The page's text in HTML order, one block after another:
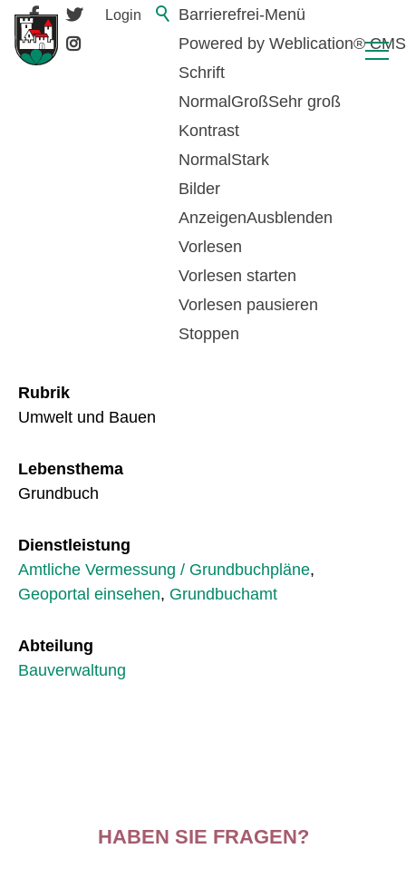
Barrierefrei-Menü
Powered by Weblication® CMS
Schrift
Normal GroßSehr groß
Kontrast
Normal Stark
Bilder
AnzeigenAusblenden
Vorlesen
Vorlesen starten
Vorlesen pausieren
Stoppen
Login
Grundbuch
Rubrik
Umwelt und Bauen
Lebensthema
Grundbuch
Dienstleistung
Amtliche Vermessung / Grundbuchpläne,
Geoportal einsehen, Grundbuchamt
Abteilung
Bauverwaltung
HABEN SIE FRAGEN?